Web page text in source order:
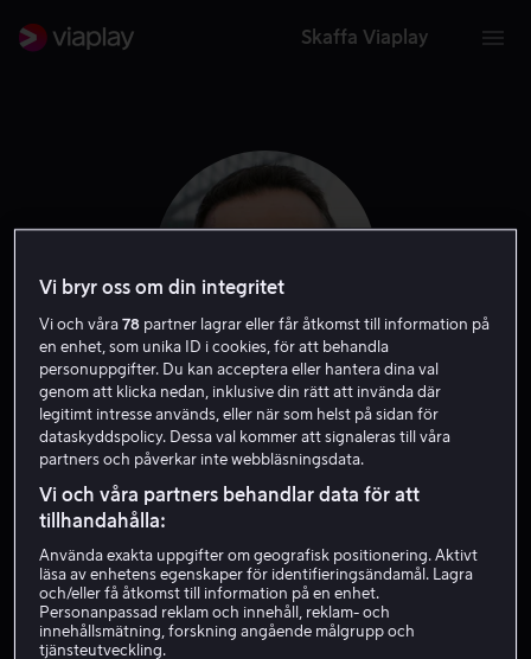
Skaffa Viaplay
Robert Connolly
Producent Exekutiv producent Regissör
Vi bryr oss om din integritet
Vi och våra78 partner lagrar eller får åtkomst till information på
en enhet, som unika ID i cookies, för att behandla
personuppgifter. Du kan acceptera eller hantera dina val
genom att klicka nedan, inklusive din rätt att invända där
legitimt intresse används, eller när som helst på sidan för
dataskyddspolicy. Dessa val kommer att signaleras till våra
partners och påverkar inte webbläsningsdata.
Vi och våra partners behandlar data för att
tillhandahålla:
Använda exakta uppgifter om geografisk positionering. Aktivt
läsa av enhetens egenskaper för identifieringsändamål. Lagra
och/eller få åtkomst till information på en enhet.
Personanpassad reklam och innehåll, reklam- och
innehållsmätning, forskning angående målgrupp och
tjänsteutveckling.